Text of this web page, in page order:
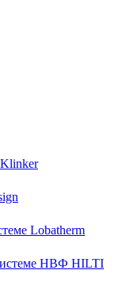
Lobatherm
НВФ HILTI